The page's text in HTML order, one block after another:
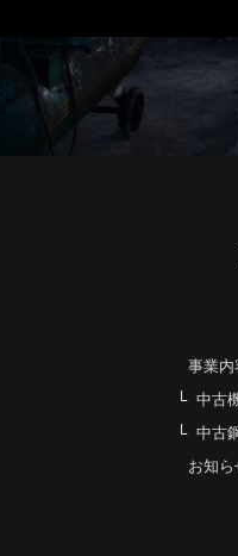
事業内
中古
中古
お知ら